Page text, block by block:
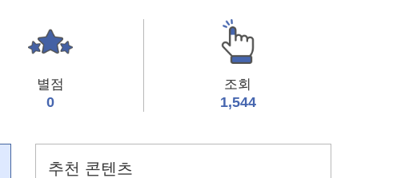
별점
0
조회
1,544
추천 콘텐츠